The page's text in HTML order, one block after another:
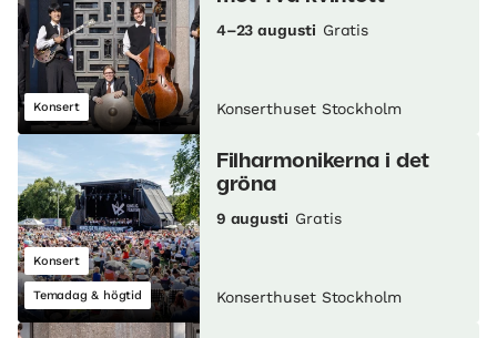
Konsert
4–23 augusti Gratis
Konserthuset Stockholm
Konsert
Temadag & högtid
Filharmonikerna i det
gröna
9 augusti Gratis
Konserthuset Stockholm